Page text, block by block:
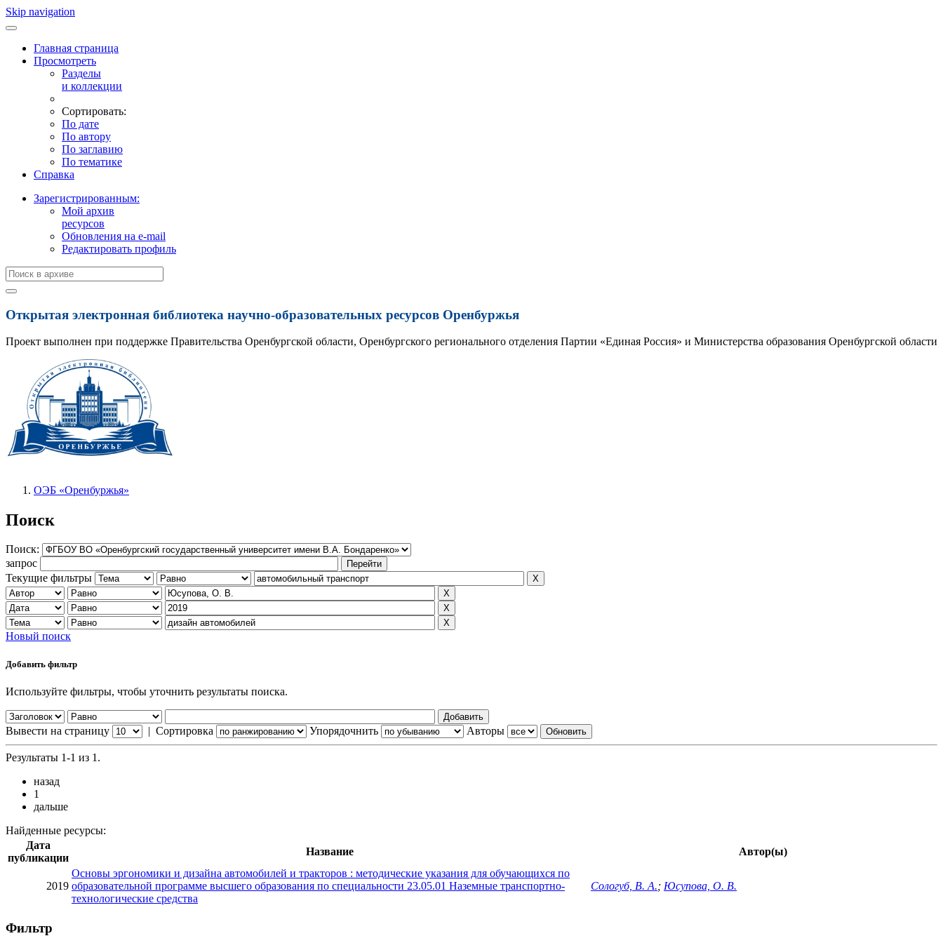
Skip navigation
Главная страница
Просмотреть
Разделы
и коллекции
Сортировать:
По дате
По автору
По заглавию
По тематике
Справка
Зарегистрированным:
Мой архив
ресурсов
Обновления на e-mail
Редактировать профиль
Открытая электронная библиотека научно-образовательных ресурсов Оренбуржья
Проект выполнен при поддержке Правительства Оренбургской области, Оренбургского регионального отделения Партии «Единая Россия» и Министерства образования Оренбургской области
ОЭБ «Оренбуржья»
Поиск
Поиск:
запрос
Текущие фильтры
Новый поиск
Добавить фильтр
Используйте фильтры, чтобы уточнить результаты поиска.
Вывести на страницу | Сортировка Упорядочнить Авторы
Результаты 1-1 из 1.
назад
1
дальше
Найденные ресурсы:
Дата
публикации
Название Автор(ы)
2019
Основы эргономики и дизайна автомобилей и тракторов : методические указания для обучающихся по
образовательной программе высшего образования по специальности 23.05.01 Наземные транспортно-
технологические средства
Сологуб, В. А.; Юсупова, О. В.
Фильтр